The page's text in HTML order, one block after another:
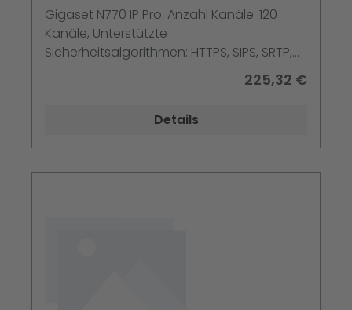
Gigaset N770 IP Pro. Anzahl Kanäle: 120
Kanäle, Unterstützte
Sicherheitsalgorithmen: HTTPS, SIPS, SRTP,
SSL/TLS, Kompatible Produkte: S700H PRO,
R700H PRO, R700H protect PRO, SL800H
50 m, Maximum Außenabstand: 300 m.
Produktfarbe: Weiß. Abmessungen (BxTxH):
225,32 €
Details